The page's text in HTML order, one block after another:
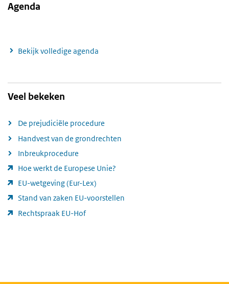
Agenda
Bekijk volledige agenda
Veel bekeken
De prejudiciële procedure
Handvest van de grondrechten
Inbreukprocedure
Hoe werkt de Europese Unie?
EU-wetgeving (Eur-Lex)
Stand van zaken EU-voorstellen
Rechtspraak EU-Hof